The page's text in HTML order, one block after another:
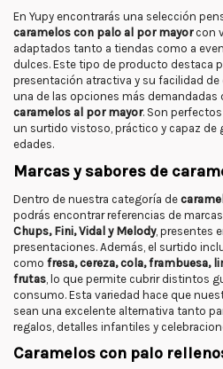
En Yupy encontrarás una selección
caramelos con palo al por mayorcon
adaptados tanto a tiendas como a
dulces. Este tipo de producto destaca
presentación atractiva y su facilidad
una de las opciones más demandadas
caramelos al por mayor. Son
un surtido vistoso, práctico y capaz de
edades.
Marcas y sabores de
Dentro de nuestra categoría de
podrás encontrar referencias de
Chups, Fini, Vidal y Melody, presentes
presentaciones. Además, el surtido
como fresa, cereza, cola, frambuesa,
frutas , lo que permite cubrir distintos
consumo. Esta variedad hace que
sean una excelente alternativa tanto
regalos, detalles infantiles y
Caramelos con palo